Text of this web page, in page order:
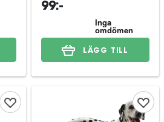
99:-
LÄGG TILL